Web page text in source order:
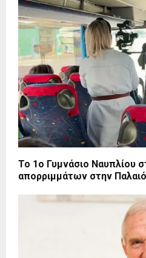
Το 1ο Γυμνάσιο Ναυπλίου
απορριμμάτων στην